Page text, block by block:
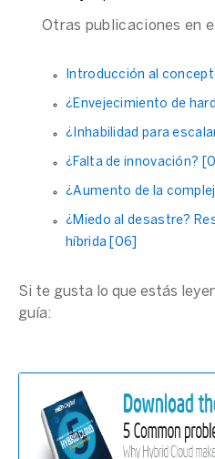
Otras publicaciones en
Introducción al
¿Envejecimiento de
¿Inhabilidad para
¿Falta de innovación?
¿Aumento de la
¿Miedo al desastre?
híbrida [06]
Si te gusta lo que estás
guía: